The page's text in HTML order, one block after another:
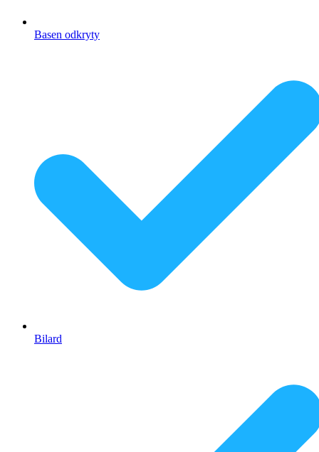
Basen odkryty
Bilard